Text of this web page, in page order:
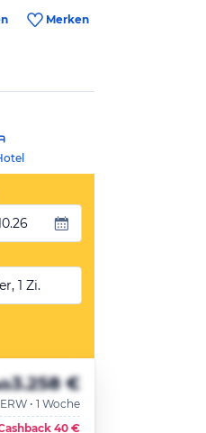
Merken
1 Zi.
3.258 €
• 1 Woche
40 €